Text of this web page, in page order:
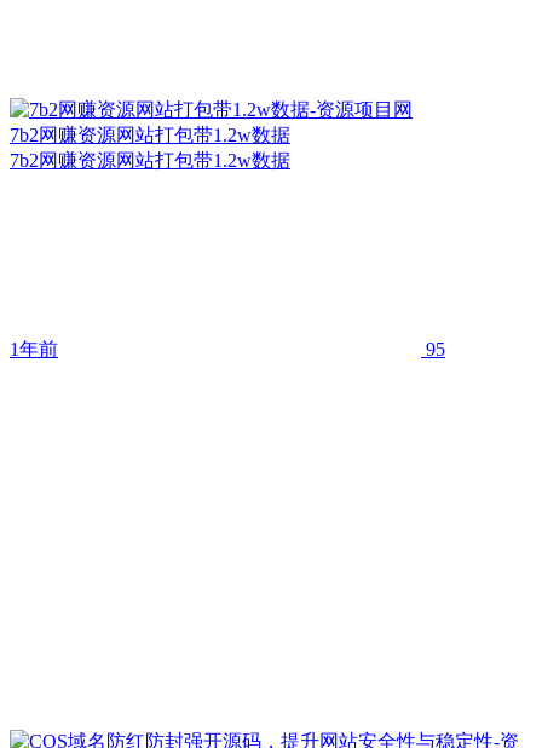
7b2网赚资源网站打包带1.2w数据
7b2网赚资源网站打包带1.2w数据
1年前 95